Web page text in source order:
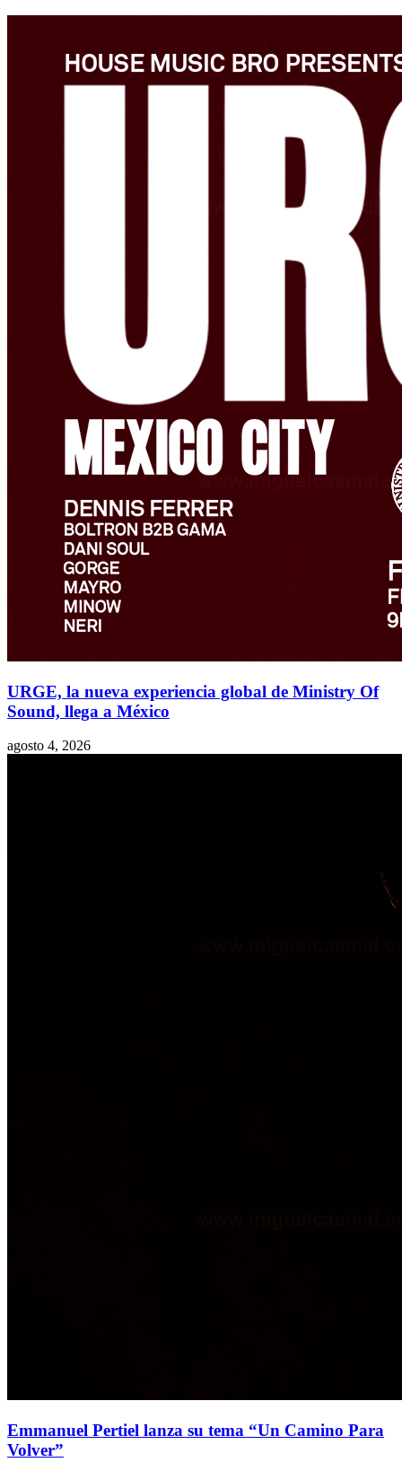
URGE, la nueva experiencia global de Ministry Of
Sound, llega a México
agosto 4, 2026
Emmanuel Pertiel lanza su tema “Un Camino Para
Volver”